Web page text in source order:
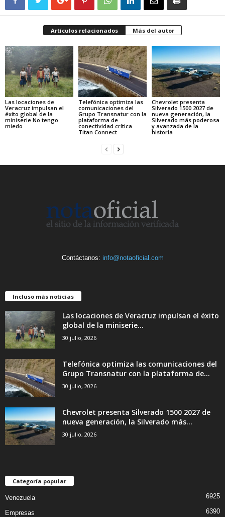
Artículos relacionados Más del autor
Las locaciones de
Veracruz impulsan el
éxito global de la
miniserie No tengo
miedo
Telefónica optimiza las
comunicaciones del
Grupo Transnatur con la
plataforma de
conectividad crítica
Titan Connect
Chevrolet presenta
Silverado 1500 2027 de
nueva generación, la
Silverado más poderosa
y avanzada de la
historia
Contáctanos: info@notaoficial.com
Incluso más noticias
Las locaciones de Veracruz impulsan el éxito
global de la miniserie...
30 julio, 2026
Telefónica optimiza las comunicaciones del
Grupo Transnatur con la plataforma de...
30 julio, 2026
Chevrolet presenta Silverado 1500 2027 de
nueva generación, la Silverado más...
30 julio, 2026
Categoría popular
Venezuela 6925
Empresas 6390